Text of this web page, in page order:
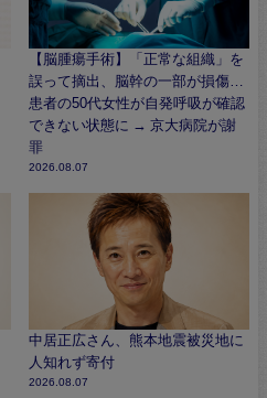
【脳腫瘍手術】「正常な組織」を
誤って摘出、脳幹の一部が損傷…
患者の50代女性が自発呼吸が確認
できない状態に → 京大病院が謝
罪
2026.08.07
中居正広さん、熊本地震被災地に
人知れず寄付
2026.08.07